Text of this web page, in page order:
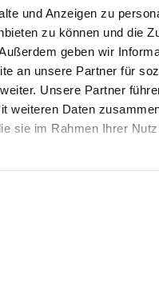
und Anzeigen zu
zu können und die
geben wir
an unsere Partner für
Unsere Partner
weiteren Daten
sie im Rahmen Ihrer
7